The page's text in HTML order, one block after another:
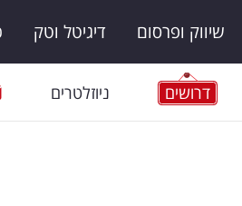
שיווק ופרסום דיגיטל וטק
דרושים ניוזלטרים